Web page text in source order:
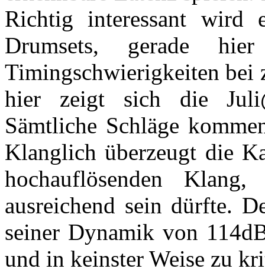
Richtig interessant wird
Drumsets, gerade
Timingschwierigkeiten bei
hier zeigt sich die
Sämtliche Schläge
Klanglich überzeugt die
hochauflösenden
ausreichend sein dürfte.
seiner Dynamik von
und in keinster Weise zu